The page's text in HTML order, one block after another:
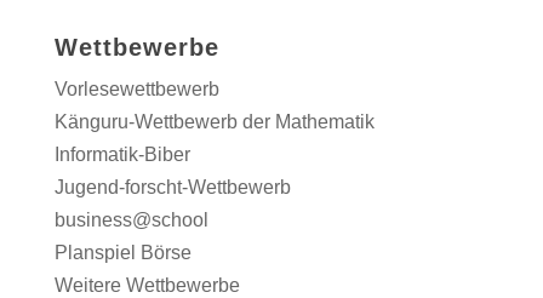
Wettbewerbe
Vorlesewettbewerb
Känguru-Wettbewerb der Mathematik
Informatik-Biber
Jugend-forscht-Wettbewerb
business@school
Planspiel Börse
Weitere Wettbewerbe